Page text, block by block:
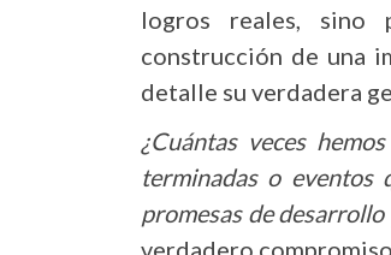
logros reales, sino
construcción de una
detalle su verdadera
¿Cuántas veces
terminadas o eventos
promesas de